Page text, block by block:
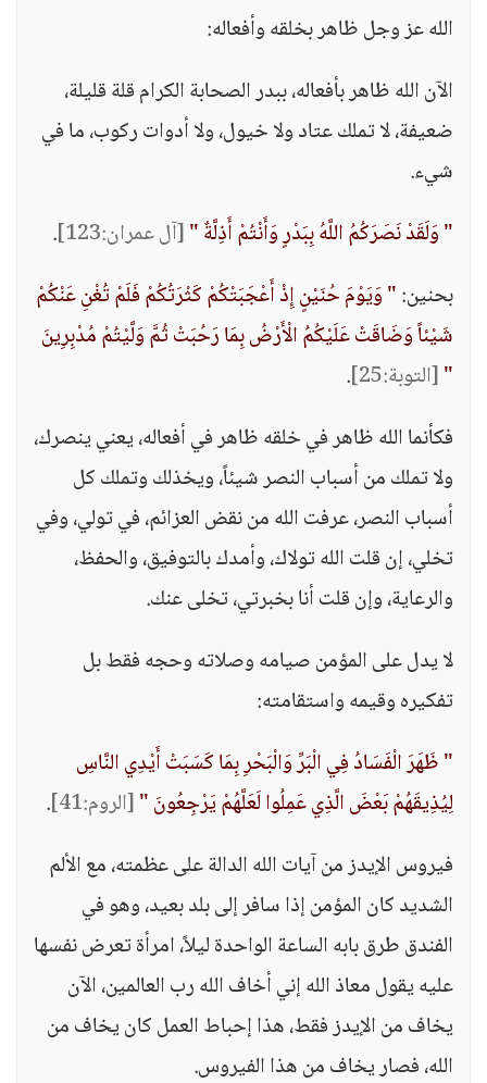
الله عز وجل ظاهر بخلقه وأفعاله:
الآن الله ظاهر بأفعاله، ببدر الصحابة الكرام قلة قليلة،
ضعيفة، لا تملك عتاد ولا خيول، ولا أدوات ركوب، ما في
شيء.
" وَلَقَدْ نَصَرَكُمُ اللَّهُ بِبَدْرٍ وَأَنْتُمْ أَذِلَّةٌ "[آل عمران:123]
.
بحنين:" وَيَوْمَ حُنَيْنٍ إِذْ أَعْجَبَتْكُمْ كَثْرَتُكُمْ فَلَمْ تُغْنِ عَنْكُمْ
شَيْئاً وَضَاقَتْ عَلَيْكُمُ الْأَرْضُ بِمَا رَحُبَتْ ثُمَّ وَلَّيْتُمْ مُدْبِرِينَ
"[التوبة:25]
.
فكأنما الله ظاهر في خلقه ظاهر في أفعاله، يعني ينصرك،
ولا تملك من أسباب النصر شيئاً، ويخذلك وتملك كل
أسباب النصر، عرفت الله من نقض العزائم، في تولي، وفي
تخلي، إن قلت الله تولاك، وأمدك بالتوفيق، والحفظ،
والرعاية، وإن قلت أنا بخبرتي، تخلى عنك.
لا يدل على المؤمن صيامه وصلاته وحجه فقط بل
تفكيره وقيمه واستقامته:
" ظَهَرَ الْفَسَادُ فِي الْبَرِّ وَالْبَحْرِ بِمَا كَسَبَتْ أَيْدِي النَّاسِ
لِيُذِيقَهُمْ بَعْضَ الَّذِي عَمِلُوا لَعَلَّهُمْ يَرْجِعُونَ "[الروم:41]
.
فيروس الإيدز من آيات الله الدالة على عظمته، مع الألم
الشديد كان المؤمن إذا سافر إلى بلد بعيد، وهو في
الفندق طرق بابه الساعة الواحدة ليلاً، امرأة تعرض نفسها
عليه يقول معاذ الله إني أخاف الله رب العالمين، الآن
يخاف من الإيدز فقط، هذا إحباط العمل كان يخاف من
الله، فصار يخاف من هذا الفيروس.